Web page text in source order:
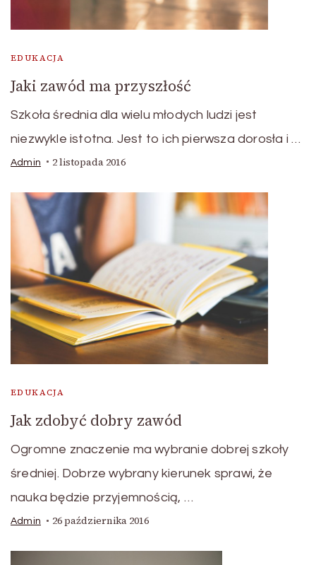
EDUKACJA
Jaki zawód ma przyszłość
Szkoła średnia dla wielu młodych ludzi jest
niezwykle istotna. Jest to ich pierwsza dorosła i …
Admin 2 listopada 2016
EDUKACJA
Jak zdobyć dobry zawód
Ogromne znaczenie ma wybranie dobrej szkoły
średniej. Dobrze wybrany kierunek sprawi, że
nauka będzie przyjemnością, …
Admin 26 października 2016